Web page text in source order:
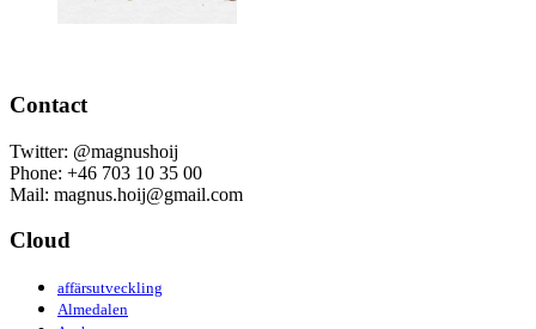
Contact
Twitter: @magnushoij
Phone: +46 703 10 35 00
Mail: magnus.hoij@gmail.com
Cloud
affärsutveckling
Almedalen